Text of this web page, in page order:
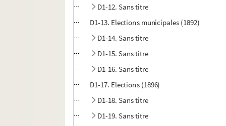
D1-12. Sans titre
D1-13. Elections municipales (1892)
D1-14. Sans titre
D1-15. Sans titre
D1-16. Sans titre
D1-17. Elections (1896)
D1-18. Sans titre
D1-19. Sans titre